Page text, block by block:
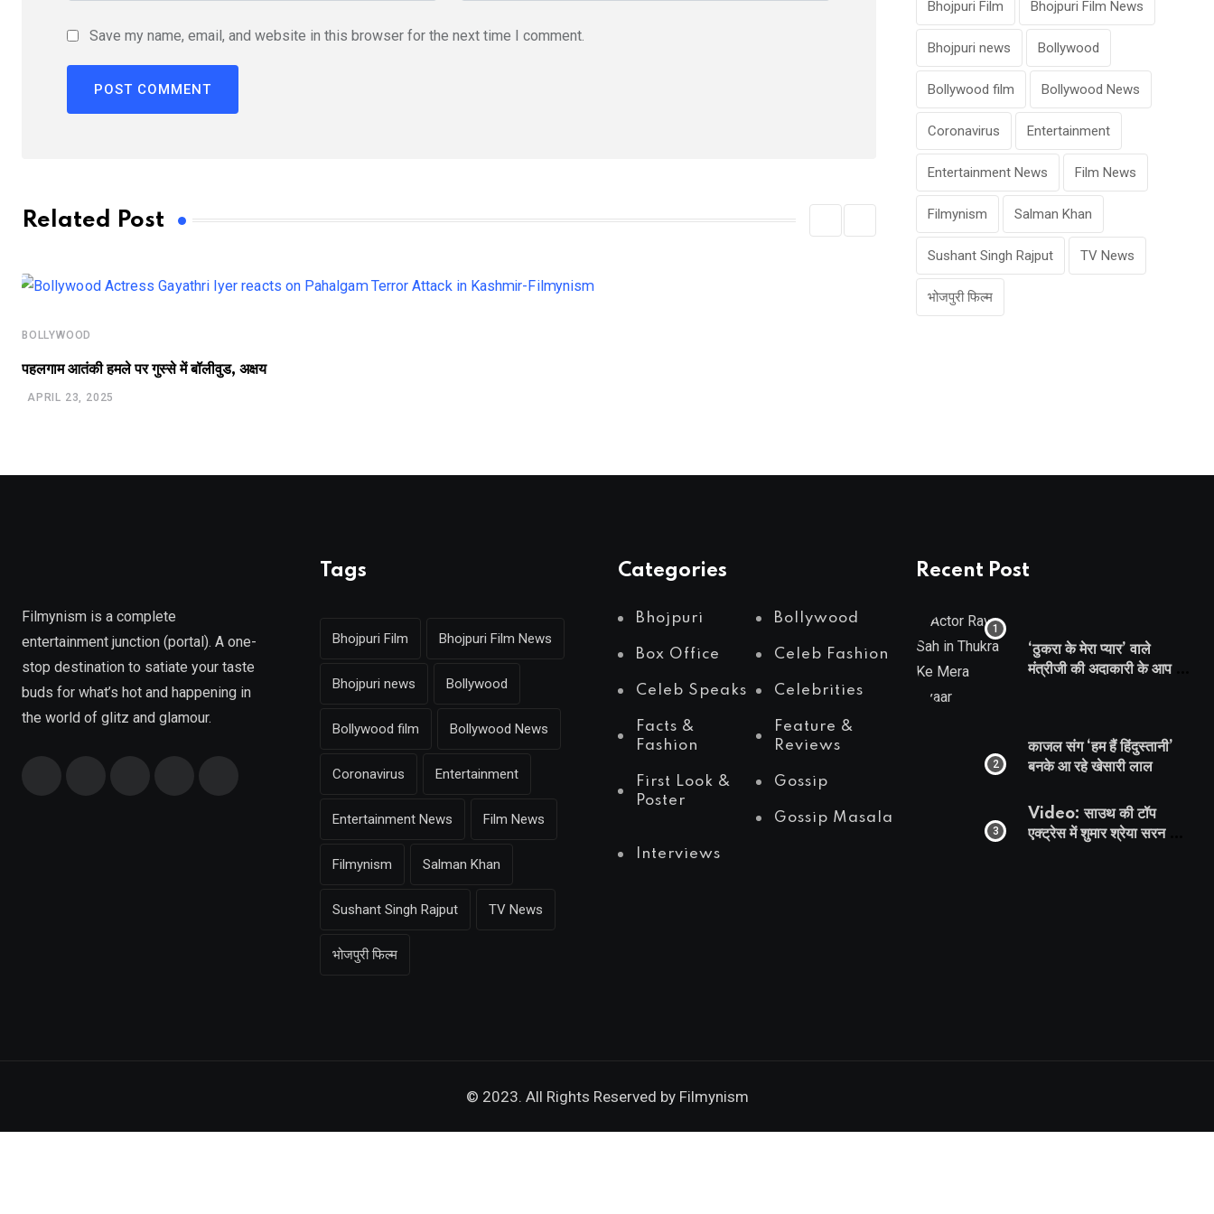
Save my name, email, and website in this browser for the next time I comment.
Related Post
BOLLYWOOD
पहलगाम आतंकी हमले पर गुस्से में बॉलीवुड, अक्षय
APRIL 23, 2025
Bhojpuri Film Bhojpuri Film News
Bhojpuri news Bollywood
Bollywood film Bollywood News
Coronavirus Entertainment
Entertainment News Film News
Filmynism Salman Khan
Sushant Singh Rajput TV News
भोजपुरी फिल्म
Filmynism is a complete
entertainment junction (portal). A one-
stop destination to satiate your taste
buds for what’s hot and happening in
the world of glitz and glamour.
Tags
Bhojpuri Film Bhojpuri Film News
Bhojpuri news Bollywood
Bollywood film Bollywood News
Coronavirus Entertainment
Entertainment News Film News
Filmynism Salman Khan
Sushant Singh Rajput TV News
भोजपुरी फिल्म
Categories
Bhojpuri Bollywood
Box Office Celeb Fashion
Celeb Speaks Celebrities
Facts &
Fashion
Feature &
Reviews
First Look &
Poster
Gossip
Gossip Masala
Interviews
Recent Post
‘ठुकरा के मेरा प्यार’ वाले
मंत्रीजी की अदाकारी के आप भी
काजल संग ‘हम हैं हिंदुस्तानी’
बनके आ रहे खेसारी लाल
Video: साउथ की टॉप
एक्ट्रेस में शुमार श्रेया सरन का
© 2023. All Rights Reserved byFilmynism